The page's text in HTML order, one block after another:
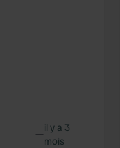
—il y a 3
mois